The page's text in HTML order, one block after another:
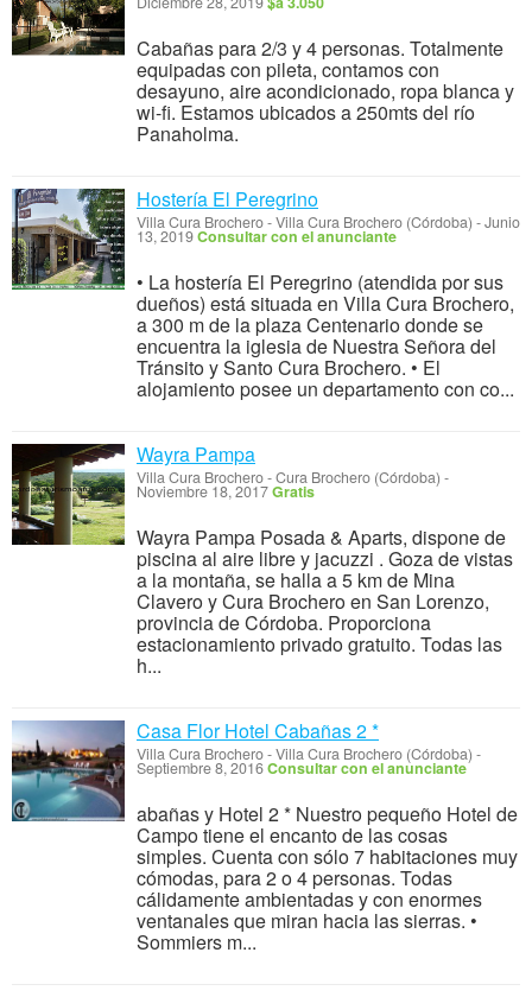
Cabañas para 2/3 y 4 personas. Totalmente
equipadas con pileta, contamos con
desayuno, aire acondicionado, ropa blanca y
wi-fi. Estamos ubicados a 250mts del río
Panaholma.
Hostería El Peregrino
Villa Cura Brochero-Villa Cura Brochero (Córdoba) -Junio
13, 2019Consultar con el anunciante
• La hostería El Peregrino (atendida por sus
dueños) está situada en Villa Cura Brochero,
a 300 m de la plaza Centenario donde se
encuentra la iglesia de Nuestra Señora del
Tránsito y Santo Cura Brochero. • El
alojamiento posee un departamento con co...
Wayra Pampa
Villa Cura Brochero-Cura Brochero (Córdoba) -
Noviembre 18, 2017Gratis
Wayra Pampa Posada & Aparts, dispone de
piscina al aire libre y jacuzzi . Goza de vistas
a la montaña, se halla a 5 km de Mina
Clavero y Cura Brochero en San Lorenzo,
provincia de Córdoba. Proporciona
estacionamiento privado gratuito. Todas las
h...
Casa Flor Hotel Cabañas 2 *
Villa Cura Brochero-Villa Cura Brochero (Córdoba) -
Septiembre 8, 2016Consultar con el anunciante
abañas y Hotel 2 * Nuestro pequeño Hotel de
Campo tiene el encanto de las cosas
simples. Cuenta con sólo 7 habitaciones muy
cómodas, para 2 o 4 personas. Todas
cálidamente ambientadas y con enormes
ventanales que miran hacia las sierras. •
Sommiers m...